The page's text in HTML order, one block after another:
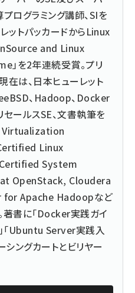
ログラミング講師、SIを
ットパッカードからLinux
and Linux
を2年連続受賞。プリ
在は、日本ヒューレット
、Hadoop、Docker
ールスSE、文書執筆を
Virtualization
Linux
System
OpenStack, Cloudera
Apache Hadoopなど
書に「Docker実践ガイ
「Ubuntu Server実践入
シングカートとビリヤー